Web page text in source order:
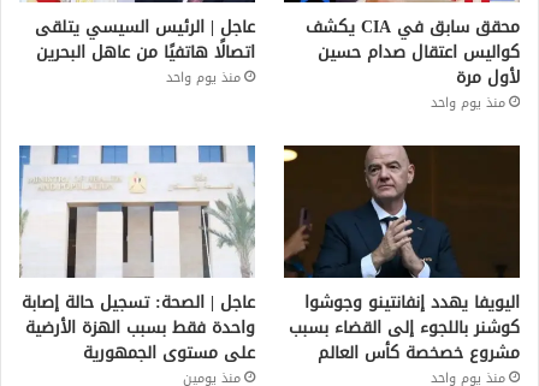
محقق سابق في CIA يكشف
كواليس اعتقال صدام حسين
لأول مرة
منذ يوم واحد
عاجل | الرئيس السيسي يتلقى
اتصالًا هاتفيًا من عاهل البحرين
منذ يوم واحد
اليويفا يهدد إنفانتينو وجوشوا
كوشنر باللجوء إلى القضاء بسبب
مشروع خصخصة كأس العالم
منذ يوم واحد
عاجل | الصحة: تسجيل حالة إصابة
واحدة فقط بسبب الهزة الأرضية
على مستوى الجمهورية
منذ يومين